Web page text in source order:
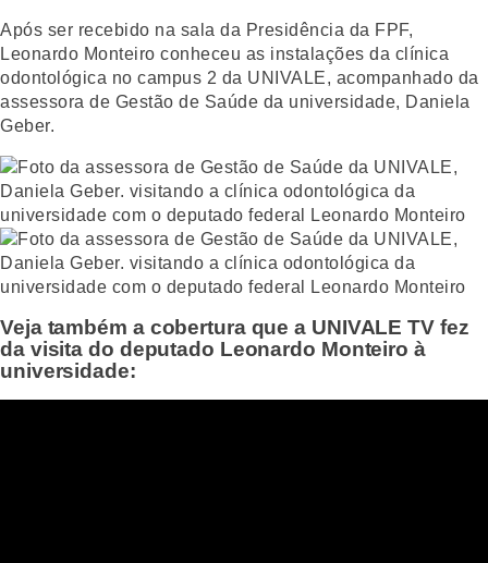
Após ser recebido na sala da Presidência da FPF,
Leonardo Monteiro conheceu as instalações da clínica
odontológica no campus 2 da UNIVALE, acompanhado da
assessora de Gestão de Saúde da universidade, Daniela
Geber.
Veja também a cobertura que a UNIVALE TV fez
da visita do deputado Leonardo Monteiro à
universidade: